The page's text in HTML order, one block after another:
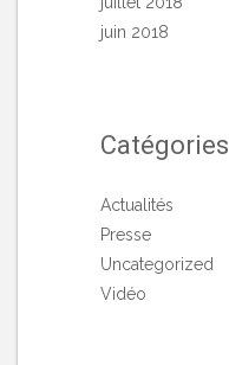
juin 2018
Catégories
Actualités
Presse
Uncategorized
Vidéo